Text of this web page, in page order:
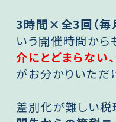
3時間×全3回（毎
いう開催時間から
介にとどまらない
がお分かりいただ
差別化が難しい税